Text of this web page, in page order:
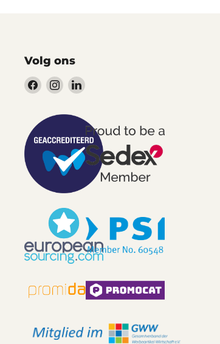
Volg ons
Vind
ons
Facebook
Vind
ons
op
Instagram
Vind
LinkedIn